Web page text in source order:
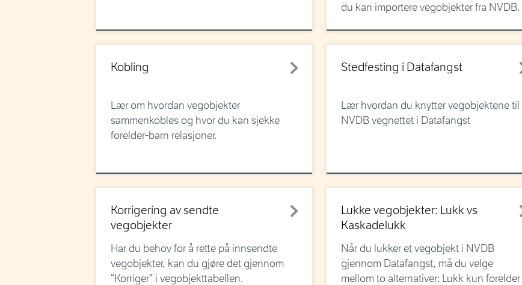
du kan importere vegobjekter fra NVDB.
Kobling
Lær om hvordan vegobjekter
sammenkobles og hvor du kan sjekke
forelder-barn relasjoner.
Stedfesting i Datafangst
Lær hvordan du knytter vegobjektene til
NVDB vegnettet i Datafangst
Korrigering av sendte
vegobjekter
Har du behov for å rette på innsendte
vegobjekter, kan du gjøre det gjennom
“Korriger” i vegobjekttabellen.
Lukke vegobjekter: Lukk vs
Kaskadelukk
Når du lukker et vegobjekt i NVDB
gjennom Datafangst, må du velge
mellom to alternativer: Lukk kun forelder